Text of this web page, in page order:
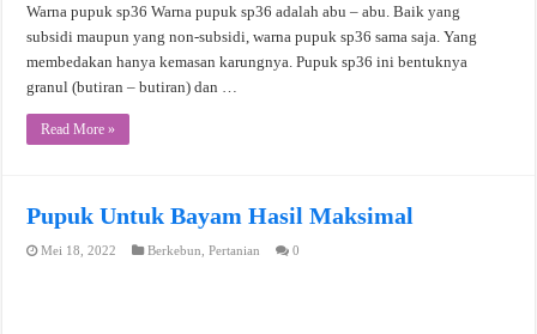
Warna pupuk sp36 Warna pupuk sp36 adalah abu – abu. Baik yang
subsidi maupun yang non-subsidi, warna pupuk sp36 sama saja. Yang
membedakan hanya kemasan karungnya. Pupuk sp36 ini bentuknya
granul (butiran – butiran) dan …
Read More »
Pupuk Untuk Bayam Hasil Maksimal
Mei 18, 2022 Berkebun ,Pertanian 0